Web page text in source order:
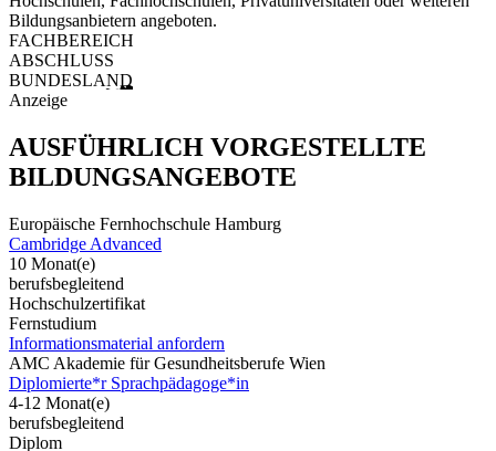
Bildungsanbietern angeboten.
FACHBEREICH
ABSCHLUSS
BUNDESLAND
Anzeige
AUSFÜHRLICH VORGESTELLTE
BILDUNGSANGEBOTE
Europäische Fernhochschule Hamburg
Cambridge Advanced
10 Monat(e)
berufsbegleitend
Hochschulzertifikat
Fernstudium
Informationsmaterial anfordern
AMC Akademie für Gesundheitsberufe Wien
Diplomierte*r Sprachpädagoge*in
4-12 Monat(e)
berufsbegleitend
Diplom